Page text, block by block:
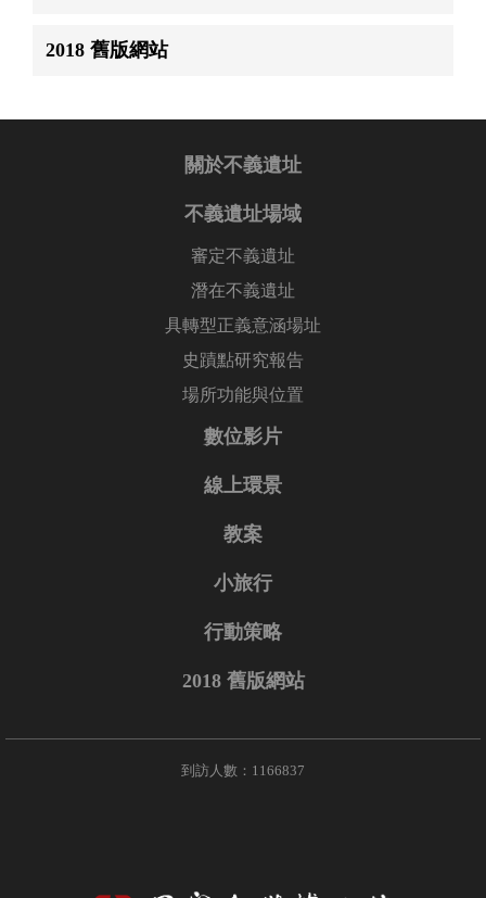
2018 舊版網站
關於不義遺址
不義遺址場域
審定不義遺址
潛在不義遺址
具轉型正義意涵場址
史蹟點研究報告
場所功能與位置
數位影片
線上環景
教案
小旅行
行動策略
2018 舊版網站
到訪人數：1166837